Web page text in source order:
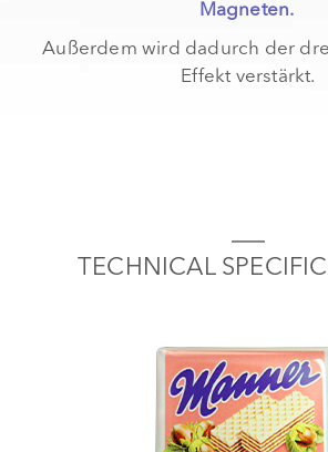
Magneten.
Außerdem wird dadurch der
Effekt verstärkt.
TECHNICAL